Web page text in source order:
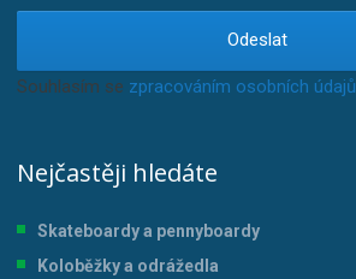
Odeslat
Souhlasím se zpracováním osobních údajů
Nejčastěji hledáte
Skateboardy a pennyboardy
Koloběžky a odrážedla